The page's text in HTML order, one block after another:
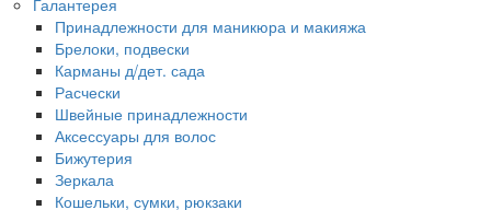
Принадлежности для маникюра и макияжа
Брелоки, подвески
Карманы д/дет. сада
Расчески
Швейные принадлежности
Аксессуары для волос
Бижутерия
Зеркала
Кошельки, сумки, рюкзаки